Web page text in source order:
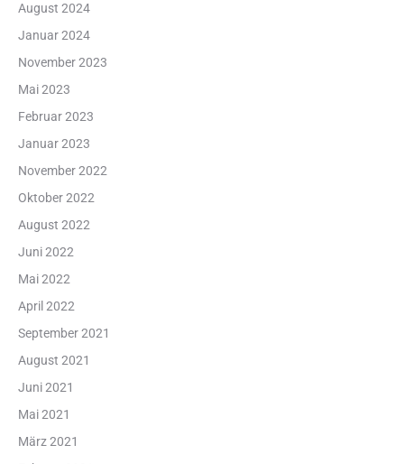
August 2024
Januar 2024
November 2023
Mai 2023
Februar 2023
Januar 2023
November 2022
Oktober 2022
August 2022
Juni 2022
Mai 2022
April 2022
September 2021
August 2021
Juni 2021
Mai 2021
März 2021